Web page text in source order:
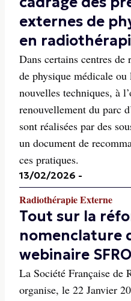
externes de
en
Dans certains centres
de physique médicale
nouvelles techniques, à
renouvellement du parc
sont réalisées par des
un document de
ces pratiques.
13/02/2026 -
Radiothérapie Externe
Tout sur la
nomenclature
webinaire
La Société Française de
organise, le 22 Janvier